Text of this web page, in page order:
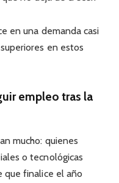
en una demanda casi
en estos
empleo tras la
mucho: quienes
o tecnológicas
que finalice el año